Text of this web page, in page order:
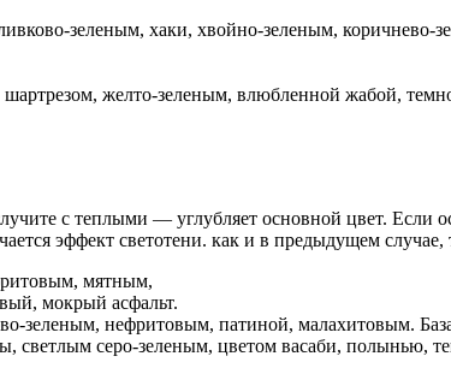
зеленым, хаки, хвойно-зеленым, коричнево-
шартрезом, желто-зеленым, влюбленной жабой,
с теплыми — углубляет основной цвет. Если
эффект светотени. как и в предыдущем
мятным,
мокрый асфальт.
зеленым, нефритовым, патиной, малахитовым.
светлым серо-зеленым, цветом васаби, полынью,